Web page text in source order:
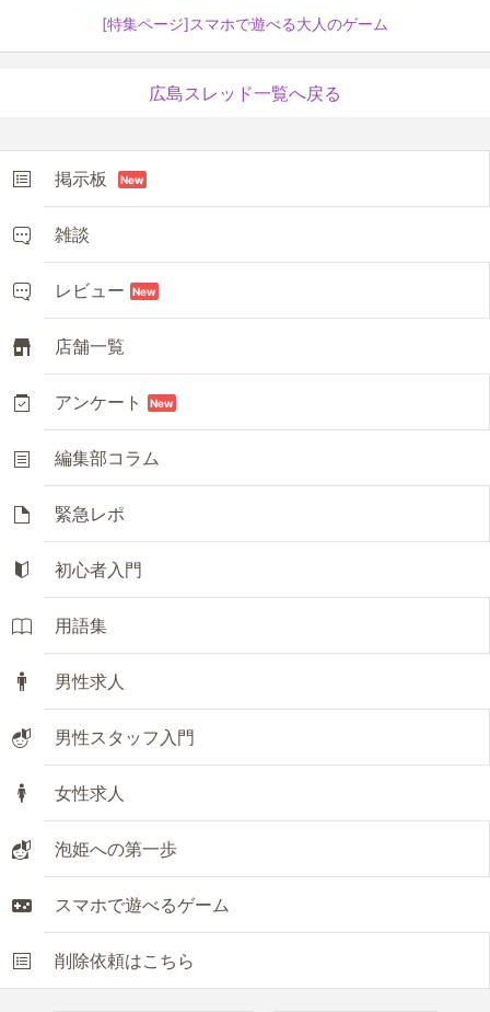
[特集ページ]スマホで遊べる大人のゲーム
広島スレッド一覧へ戻る
掲示板 New
雑談
レビュー New
店舗一覧
アンケート New
編集部コラム
緊急レポ
初心者入門
用語集
男性求人
男性スタッフ入門
女性求人
泡姫への第一歩
スマホで遊べるゲーム
削除依頼はこちら